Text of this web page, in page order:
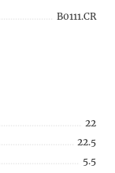
B0111.CR
22
22.5
5.5